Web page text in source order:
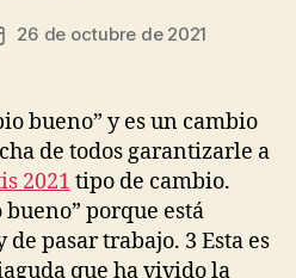
26 de octubre de 2021
bueno” y es un cambio
de todos garantizarle a
2021 tipo de cambio.
porque está
pasar trabajo. 3 Esta es
que ha vivido la